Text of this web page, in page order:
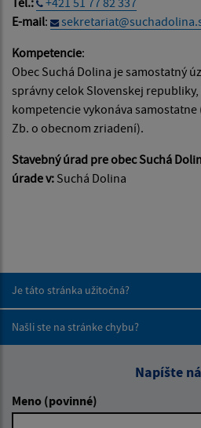
E-mail:
Kompetencie:
Obec Suchá Dolina je samostatný
správny celok Slovenskej
kompetencie vykonáva samostatne
Zb. o obecnom zriadení).
Stavebný úrad pre obec Suchá
úrade v: Suchá Dolina
Je táto stránka užitočná?
Našli ste na stránke chybu?
Napíšte
Meno (povinné)